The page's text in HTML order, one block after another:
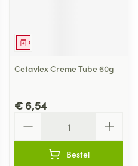
Geneesmiddel
Cetavlex Creme Tube 60g
€ 6,54
Bestel